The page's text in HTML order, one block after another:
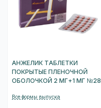
АНЖЕЛИК ТАБЛЕТКИ
ПОКРЫТЫЕ ПЛЕНОЧНОЙ
ОБОЛОЧКОЙ 2 МГ+1 МГ №28
Все формы выпуска